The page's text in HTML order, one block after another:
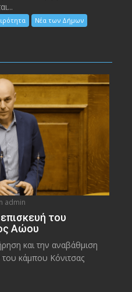
Νέα των Δήμων
admin
του
Αώου
και την αναβάθμιση
κάμπου Κόνιτσας